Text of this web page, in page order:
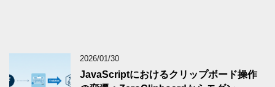
2026/01/30
JavaScriptにおけるクリップボード操作